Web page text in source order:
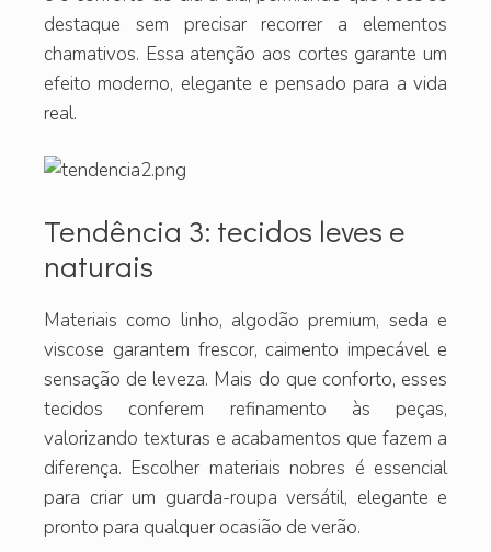
destaque sem precisar recorrer a elementos
chamativos. Essa atenção aos cortes garante um
efeito moderno, elegante e pensado para a vida
real.
Tendência 3: tecidos leves e
naturais
Materiais como linho, algodão premium, seda e
viscose garantem frescor, caimento impecável e
sensação de leveza. Mais do que conforto, esses
tecidos conferem refinamento às peças,
valorizando texturas e acabamentos que fazem a
diferença. Escolher materiais nobres é essencial
para criar um guarda-roupa versátil, elegante e
pronto para qualquer ocasião de verão.